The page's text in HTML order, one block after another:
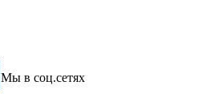
Мы в соц.сетях